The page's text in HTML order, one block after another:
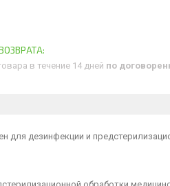
в течение 14 дней по
дезинфекции и